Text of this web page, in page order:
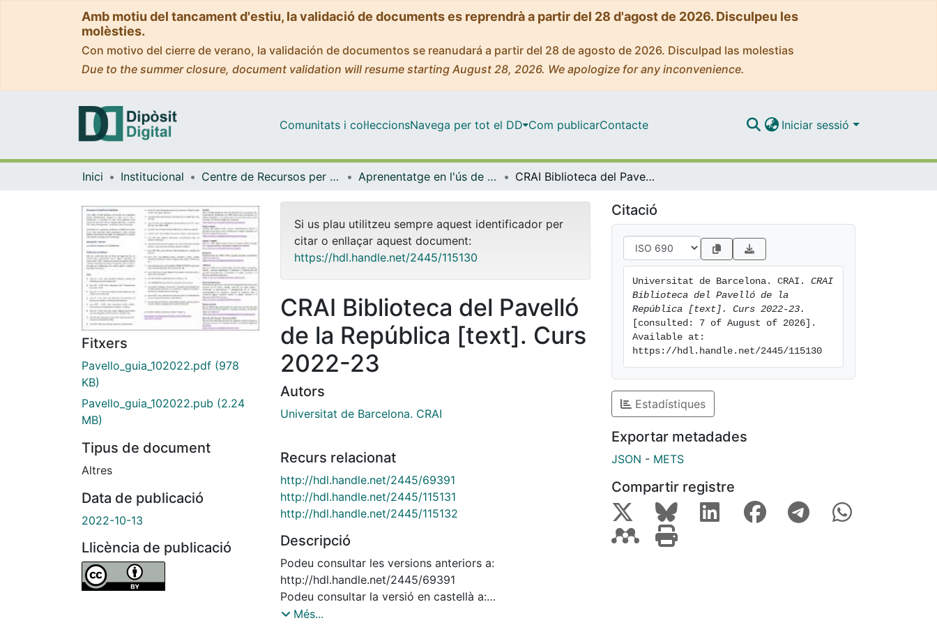
Amb motiu del tancament d'estiu, la validació de documents es reprendrà a partir del 28 d'agost de 2026. Disculpeu les
molèsties.
Con motivo del cierre de verano, la validación de documentos se reanudará a partir del 28 de agosto de 2026. Disculpad las molestias
Due to the summer closure, document validation will resume starting August 28, 2026. We apologize for any inconvenience.
Comunitats i col·leccionsNavega per tot el DD Com publicarContacte Iniciar sessió
Inici Institucional Centre de Recursos per a l'Aprenentatge i la Investigació (CRAI-UB) - Institucional Aprenentatge en l'ús de serveis i recursos d'informació: tutorials i guies (CRAI-UB) CRAI Biblioteca del Pavelló de la República [text]. Curs 2022-23
Fitxers
Pavello_guia_102022.pdf (978
KB)
Pavello_guia_102022.pub (2.24
MB)
Tipus de document
Altres
Data de publicació
2022-10-13
Llicència de publicació
Si us plau utilitzeu sempre aquest identificador per
citar o enllaçar aquest document:
https://hdl.handle.net/2445/115130
CRAI Biblioteca del Pavelló
de la República [text]. Curs
2022-23
Autors
Universitat de Barcelona. CRAI
Recurs relacionat
http://hdl.handle.net/2445/69391
http://hdl.handle.net/2445/115131
http://hdl.handle.net/2445/115132
Descripció
Podeu consultar les versions anteriors a:
http://hdl.handle.net/2445/69391
Podeu consultar la versió en castellà a:
http://hdl.handle.net/2445/115131
Més...
Citació
Universitat de Barcelona. CRAI. CRAI
Biblioteca del Pavelló de la
República [text]. Curs 2022-23.
[consulted: 7 of August of 2026].
Available at:
https://hdl.handle.net/2445/115130
Estadístiques
Exportar metadades
JSON - METS
Compartir registre